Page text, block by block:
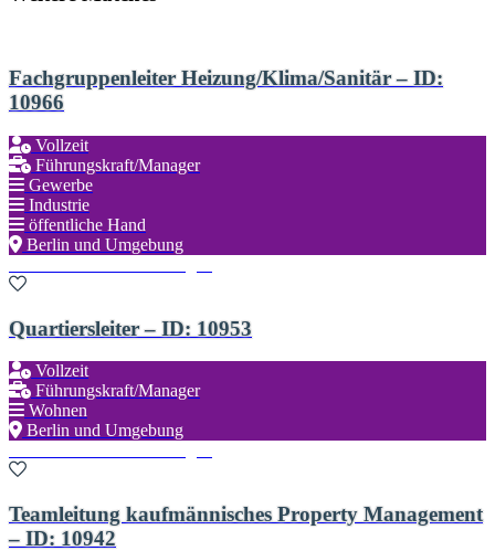
Fachgruppenleiter Heizung/Klima/Sanitär – ID:
10966
Vollzeit
Führungskraft/Manager
Gewerbe
Industrie
öffentliche Hand
Berlin und Umgebung
Quartiersleiter – ID: 10953
Vollzeit
Führungskraft/Manager
Wohnen
Berlin und Umgebung
Teamleitung kaufmännisches Property Management
– ID: 10942